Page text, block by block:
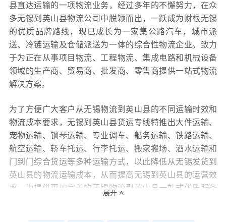
县直达运输的一项物流业务，经过多年的不懈努力，在众
多无锡到英山县物流公司中脱颖而出，一跃成为财根无锡
的优质品牌路线，现已成长为一家集公路汽车，城市派
送、冷链运输及仓储派送为一体的综合性物流企业。致力
于为正在从事项目物流、工程物流、集成电路和机械设备
领域的生产商、贸易商、批发商、零售商提供一站式物流
解决方案。
为了方便广大客户从无锡物流到英山县的不同运输时效和
物流成本要求，无锡到英山县货运专线特推出大件运输、
宠物运输、钢琴运输、专业调车、船务运输、铁路运输、
航空运输、轿车托运、行李托运、搬家搬场、酒水运输和
门到门综合货运等多种运输方式，以此降低从无锡发货到
英山县的物流运输成本，从而提高无锡到英山县的运营效
率，为提供更加完善的无锡物流到英山县一站式优质服务
展开